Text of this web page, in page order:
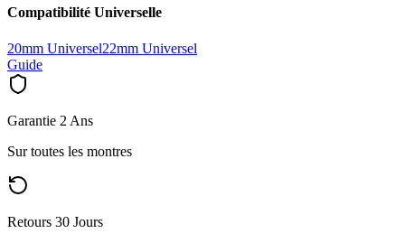
Compatibilité Universelle
20mm Universel22mm Universel
Guide
Garantie 2 Ans
Sur toutes les montres
Retours 30 Jours